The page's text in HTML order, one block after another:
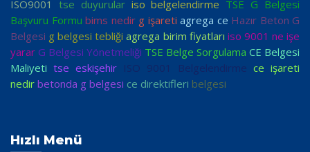
ISO9001 tse duyurular iso belgelendirme TSE G Belgesi
Başvuru Formu bims nedir g işareti agrega ce Hazır Beton G
Belgesi g belgesi tebliği agrega birim fiyatları iso 9001 ne işe
yarar G Belgesi Yönetmeliği TSE Belge Sorgulama CE Belgesi
Maliyeti tse eskişehir ISO 9001 Belgelendirme
ce işareti
nedir betonda g belgesi ce direktifleri belgesi
Hızlı Menü